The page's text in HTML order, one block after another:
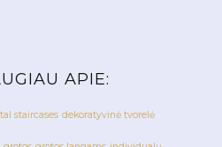
APIE:
staircases dekoratyvinė tvorelė